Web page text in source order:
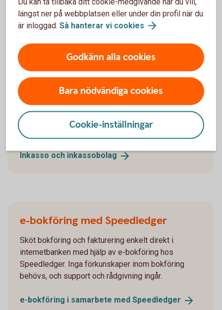
Få hjälp av inkassobolaget Lowell om
ni inte får betalt i tid
Som kund hos oss har ert företag ett fördelaktigt
upplägg och pris hos inkassobolaget Lowell, som
har specialkunskap och erfarenhet av att driva in
skulder på ett professionellt sätt.
Inkasso och inkassobolag
e-bokföring med Speedledger
Sköt bokföring och fakturering enkelt direkt i
internetbanken med hjälp av e-bokföring hos
Speedledger. Inga förkunskaper inom bokföring
behövs, och support och rådgivning ingår.
e-bokföring i samarbete med Speedledger
längst ner på webbplatsen eller under din profil när du
är inloggad. Så hanterar vi cookies
Godkänn alla cookies
Bara nödvändiga cookies
Cookie-inställningar